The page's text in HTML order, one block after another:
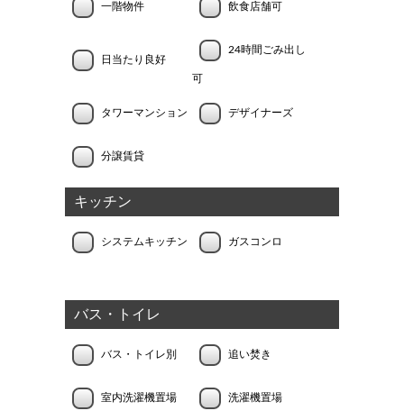
一階物件 飲食店舗可
日当たり良好
24時間ごみ出し
可
タワーマンション デザイナーズ
分譲賃貸
キッチン
システムキッチン ガスコンロ
バス・トイレ
バス・トイレ別 追い焚き
室内洗濯機置場 洗濯機置場